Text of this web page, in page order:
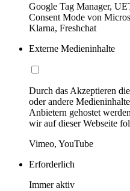
Google Tag Manager,
Consent Mode von
Klarna, Freshchat
Externe Medieninhalte
Durch das Akzeptieren
oder andere
Anbietern gehostet
wir auf dieser Webseite
Vimeo, YouTube
Erforderlich
Immer aktiv